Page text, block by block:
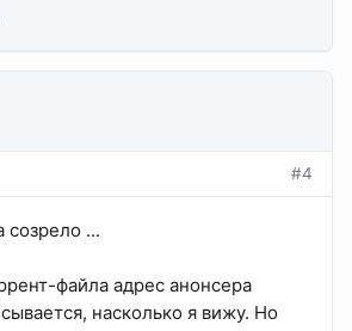
#4
созрело ...
файла адрес анонсера
насколько я вижу. Но